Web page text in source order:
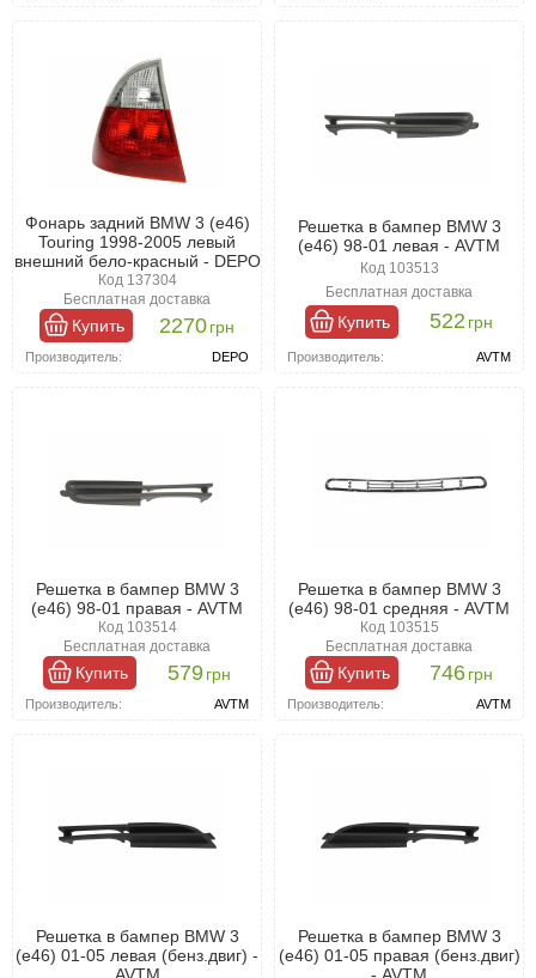
Фонарь задний BMW 3 (e46)
Touring 1998-2005 левый
внешний бело-красный - DEPO
Код 137304
Бесплатная доставка
Купить 2270грн
Производитель: DEPO
Решетка в бампер BMW 3
(e46) 98-01 левая - AVTM
Код 103513
Бесплатная доставка
Купить 522 грн
Производитель: AVTM
Решетка в бампер BMW 3
(e46) 98-01 правая - AVTM
Код 103514
Бесплатная доставка
Купить 579 грн
Производитель: AVTM
Решетка в бампер BMW 3
(e46) 98-01 средняя - AVTM
Код 103515
Бесплатная доставка
Купить 746 грн
Производитель: AVTM
Решетка в бампер BMW 3
(e46) 01-05 левая (бенз.двиг) -
Решетка в бампер BMW 3
(e46) 01-05 правая (бенз.двиг)